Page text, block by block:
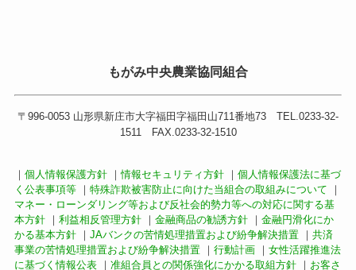
もがみ中央農業協同組合
〒996-0053 山形県新庄市大字福田字福田山711番地73 TEL.0233-32-
1511 FAX.0233-32-1510
｜ 個人情報保護方針｜情報セキュリティ方針 ｜ 個人情報保護法に基づ
く公表事項等｜ 特殊詐欺被害防止に向けた当組合の取組みについて ｜
マネー・ローンダリング等および反社会的勢力等への対応に関する基
本方針｜ 利益相反管理方針 ｜ 金融商品の勧誘方針｜ 金融円滑化にか
かる基本方針｜ JAバンクの苦情処理措置および紛争解決措置｜ 共済
事業の苦情処理措置および紛争解決措置｜ 行動計画｜ 女性活躍推進法
に基づく情報公表｜ 准組合員との関係強化にかかる取組方針｜ お客さ